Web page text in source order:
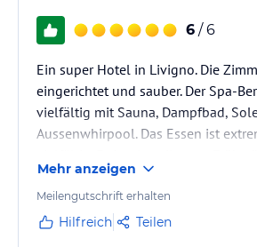
6 / 6
Ein super Hotel in Livigno. Die
eingerichtet und sauber. Der Spa-
vielfältig mit Sauna, Dampfbad,
Aussenwhirpool. Das Essen ist
Abendessen z.B. immer Dessert,
Bresola. Das ganze Personal sehr
Mehr anzeigen
Meilengutschrift erhalten
Hilfreich Teilen